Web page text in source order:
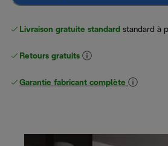
Livraison gratuite standard standard à
Retours gratuits
Garantie fabricant complète